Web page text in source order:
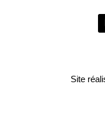
Site